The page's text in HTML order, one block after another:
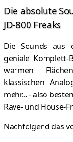
Die absolute
JD-800 Freaks
Die Sounds aus
geniale
warmen
klassischen
mehr... - also
Rave- und House-
Nachfolgend das